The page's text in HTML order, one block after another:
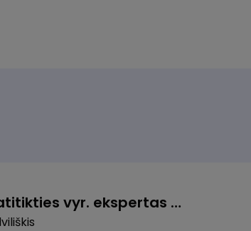
Veiklos užtikrinimo ir atitikties vyr. ekspertas (-ė) (Radviliškis) (Radviliškis, LT)